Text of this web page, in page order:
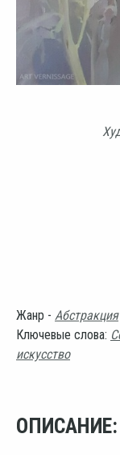
Жанр - Абстракция
Ключевые слова:
искусство
ОПИСАНИЕ: